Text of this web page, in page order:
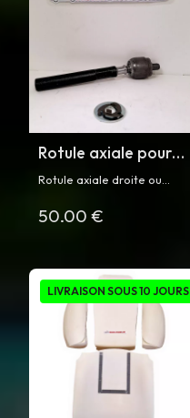
Rotule axiale pour
R5 Turbo
Rotule axiale droite ou
et Turbo 2
50.00 €
LIVRAISON SOUS 10 JOURS